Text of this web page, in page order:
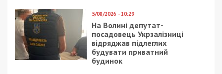
5/08/2026 - 10:29
На Волині депутат-
посадовець Укрзалізниці
відряджав підлеглих
будувати приватний
будинок